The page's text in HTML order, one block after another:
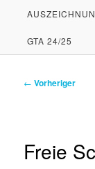
PRIMÄREN
INHALT
SPRINGEN
INHALT
SPRINGEN
GTA 24/25
Beitragsnavigation
← Vorheriger
Freie